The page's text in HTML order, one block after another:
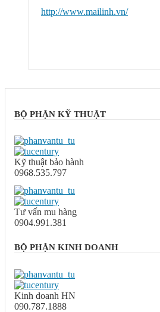
http://www.mailinh.vn/
BỘ PHẬN KỸ THUẬT
Kỹ thuật bảo hành
0968.535.797
Tư vấn mu hàng
0904.991.381
BỘ PHẬN KINH DOANH
Kinh doanh HN
090.787.1888